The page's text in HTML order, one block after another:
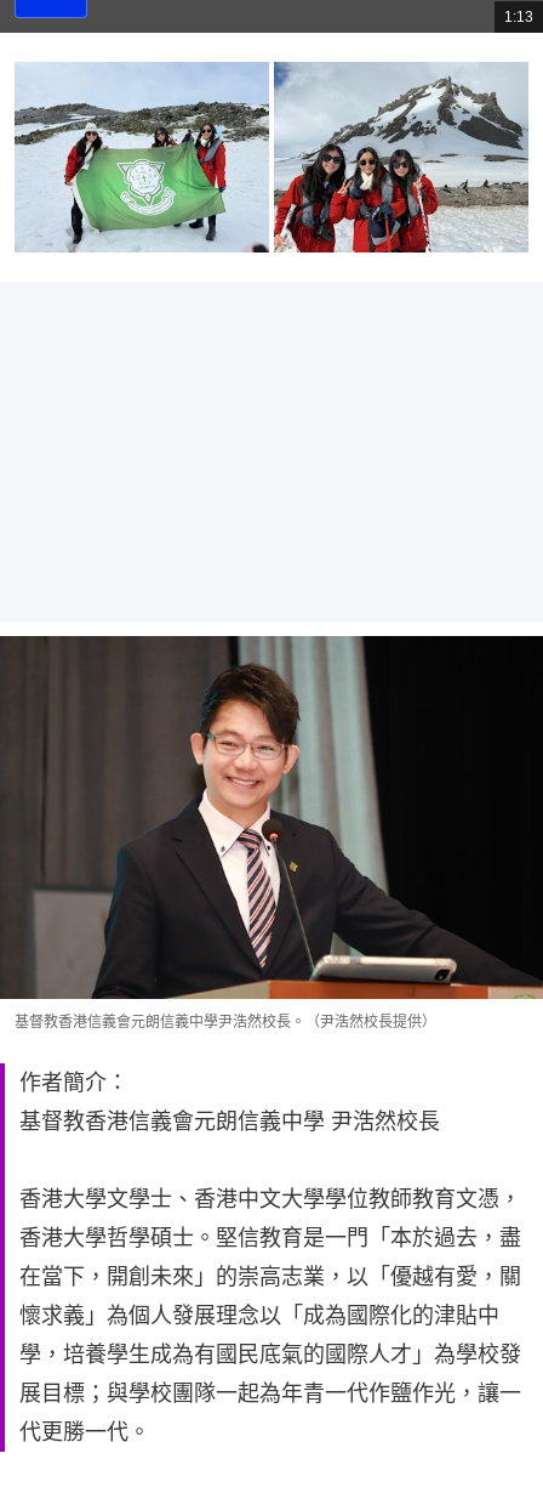
總
共
1:13
基督教香港信義會元朗信義中學尹浩然校長。（尹浩然校長提供）
作者簡介：
基督教香港信義會元朗信義中學 尹浩然校長
香港大學文學士、香港中文大學學位教師教育文憑，
香港大學哲學碩士。堅信教育是一門「本於過去，盡
在當下，開創未來」的崇高志業，以「優越有愛，關
懷求義」為個人發展理念以「成為國際化的津貼中
學，培養學生成為有國民底氣的國際人才」為學校發
展目標；與學校團隊一起為年青一代作鹽作光，讓一
代更勝一代。